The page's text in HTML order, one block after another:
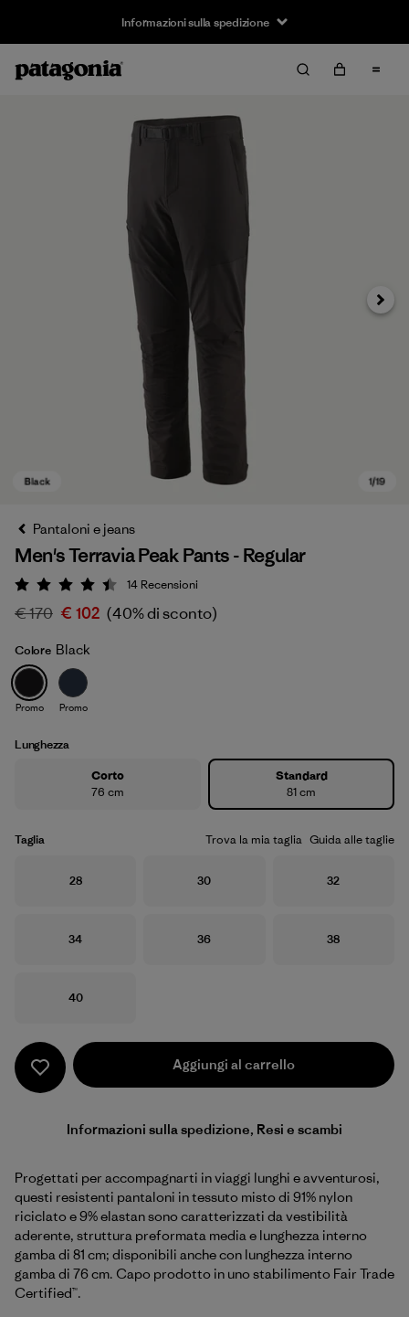
Informazioni sulla spedizione
Black
Avanti
Pantaloni e jeans
Men's Terravia Peak Pants - Regular
Valutazione: 4.4 / 5
14 Recensioni
€ 170 € 102 (40% di sconto)
Colore Black
Promo Promo
Lunghezza
Corto
76 cm
Standard
81 cm
Taglia Trova la mia taglia Guida alle taglie
Taglia
28 Taglia
30 Taglia
32
Taglia
34 Taglia
36 Taglia
38
Taglia
40
Aggiungi al carrello
Informazioni sulla spedizione, Resi e scambi
Progettati per accompagnarti in viaggi lunghi e avventurosi,
questi resistenti pantaloni in tessuto misto di 91% nylon
riciclato e 9% elastan sono caratterizzati da vestibilità
aderente, struttura preformata media e lunghezza interno
gamba di 81 cm; disponibili anche con lunghezza interno
gamba di 76 cm. Capo prodotto in uno stabilimento Fair Trade
Certified™.